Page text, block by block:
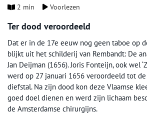
2 min Voorlezen
Ter dood veroordeeld
Dat er in de 17e eeuw nog geen taboe op
blijkt uit het schilderij van Rembandt: De
Jan Deijman (1656). Joris Fonteijn, ook wel
werd op 27 januari 1656 veroordeeld tot
diefstal. Na zijn dood kon deze Vlaamse
goed doel dienen en werd zijn lichaam
de Amsterdamse chirurgijns.